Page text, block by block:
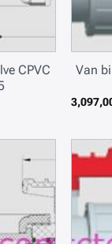
CPVC
Van